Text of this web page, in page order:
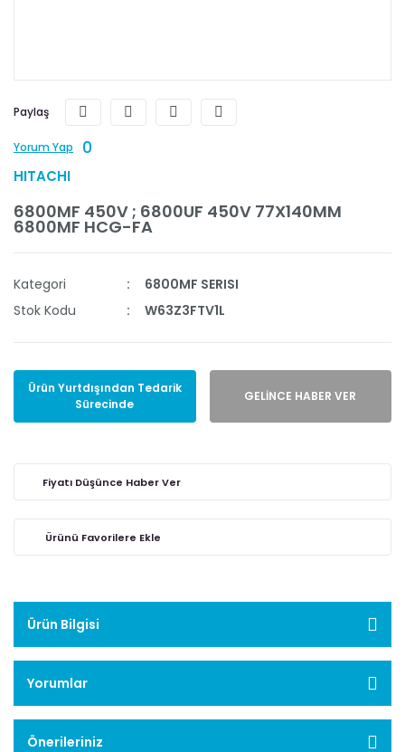
Paylaş
Yorum Yap 0
HITACHI
6800MF 450V ; 6800UF 450V 77X140MM
6800MF HCG-FA
Kategori
6800MF SERISI
Stok Kodu
W63Z3FTV1L
Ürün Yurtdışından Tedarik
Sürecinde
GELİNCE HABER VER
Fiyatı Düşünce Haber Ver
Ürün Bilgisi
Yorumlar
Önerileriniz